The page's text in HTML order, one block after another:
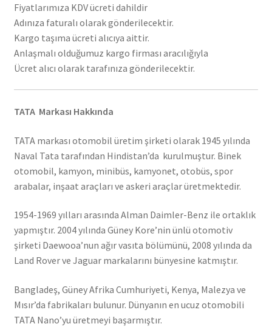
Fiyatlarımıza KDV ücreti dahildir
Adınıza faturalı olarak gönderilecektir.
Kargo taşıma ücreti alıcıya aittir.
Anlaşmalı olduğumuz kargo firması aracılığıyla
Ücret alıcı olarak tarafınıza gönderilecektir.
TATA Markası Hakkında
TATA markası otomobil üretim şirketi olarak 1945 yılında
Naval Tata tarafından Hindistan’da kurulmuştur. Binek
otomobil, kamyon, minibüs, kamyonet, otobüs, spor
arabalar, inşaat araçları ve askeri araçlar üretmektedir.
1954-1969 yılları arasında Alman Daimler-Benz ile ortaklık
yapmıştır. 2004 yılında Güney Kore’nin ünlü otomotiv
şirketi Daewooa’nun ağır vasıta bölümünü, 2008 yılında da
Land Rover ve Jaguar markalarını bünyesine katmıştır.
Bangladeş, Güney Afrika Cumhuriyeti, Kenya, Malezya ve
Mısır’da fabrikaları bulunur. Dünyanın en ucuz otomobili
TATA Nano’yu üretmeyi başarmıştır.